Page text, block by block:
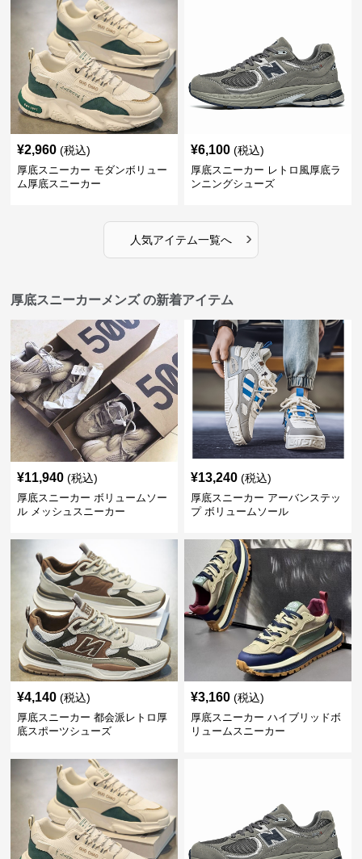
¥2,960 (税込)
厚底スニーカー モダンボリュー
ム厚底スニーカー
¥6,100 (税込)
厚底スニーカー レトロ風厚底ラ
ンニングシューズ
人気アイテム一覧へ ›
厚底スニーカーメンズ の新着アイテム
¥11,940 (税込)
厚底スニーカー ボリュームソー
ル メッシュスニーカー
¥13,240 (税込)
厚底スニーカー アーバンステッ
プ ボリュームソール
¥4,140 (税込)
厚底スニーカー 都会派レトロ厚
底スポーツシューズ
¥3,160 (税込)
厚底スニーカー ハイブリッドボ
リュームスニーカー